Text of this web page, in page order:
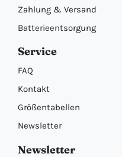
Zahlung & Versand
Batterieentsorgung
Service
FAQ
Kontakt
Größentabellen
Newsletter
Newsletter